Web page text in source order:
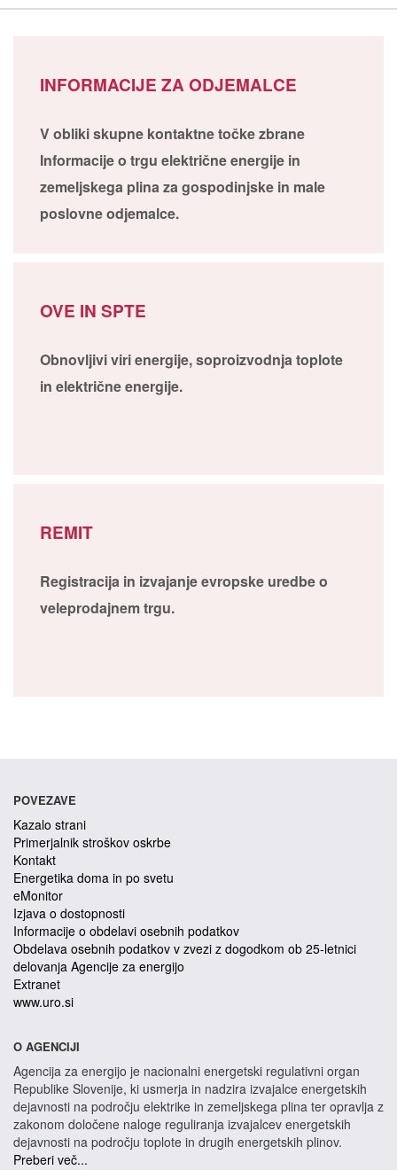
INFORMACIJE ZA ODJEMALCE
V obliki skupne kontaktne točke zbrane
Informacije o trgu električne energije in
zemeljskega plina za gospodinjske in male
poslovne odjemalce.
OVE IN SPTE
Obnovljivi viri energije, soproizvodnja toplote
in električne energije.
REMIT
Registracija in izvajanje evropske uredbe o
veleprodajnem trgu.
POVEZAVE
Kazalo strani
Primerjalnik stroškov oskrbe
Kontakt
Energetika doma in po svetu
eMonitor
Izjava o dostopnosti
Informacije o obdelavi osebnih podatkov
Obdelava osebnih podatkov v zvezi z dogodkom ob 25-letnici
delovanja Agencije za energijo
Extranet
www.uro.si
O AGENCIJI
Agencija za energijo je nacionalni energetski regulativni organ
Republike Slovenije, ki usmerja in nadzira izvajalce energetskih
dejavnosti na področju elektrike in zemeljskega plina ter opravlja z
zakonom določene naloge reguliranja izvajalcev energetskih
dejavnosti na področju toplote in drugih energetskih plinov.
Preberi več...